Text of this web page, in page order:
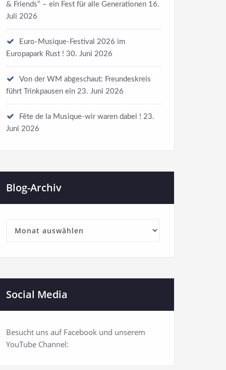
& Friends“ – ein Fest für alle Generationen 16.
Juli 2026
Euro-Musique-Festival 2026 im
Europapark Rust ! 30. Juni 2026
Von der WM abgeschaut: Freundeskreis
führt Trinkpausen ein 23. Juni 2026
Fête de la Musique-wir waren dabei ! 23.
Juni 2026
Blog-Archiv
Archiv
Social Media
Besucht uns auf Facebook und unserem
YouTube Channel: